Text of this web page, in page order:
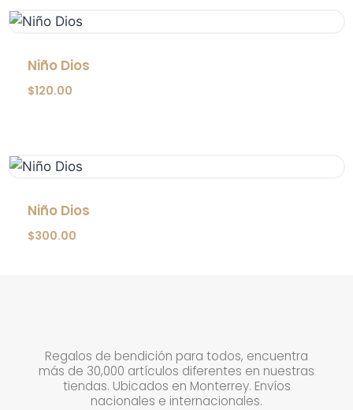
Niño Dios
$120.00
Niño Dios
$300.00
Regalos de bendición para todos, encuentra
más de 30,000 artículos diferentes en nuestras
tiendas. Ubicados en Monterrey. Envíos
nacionales e internacionales.